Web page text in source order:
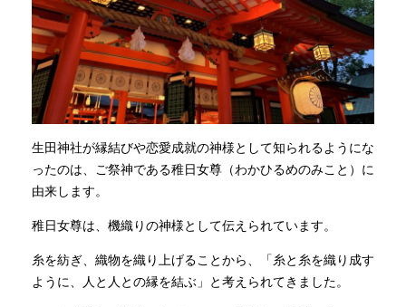
生田神社が縁結びや恋愛成就の神様として知られるようにな
ったのは、ご祭神である稚日女尊（わかひるめのみこと）に
由来します。
稚日女尊は、機織りの神様として伝えられています。
糸を紡ぎ、織物を織り上げることから、「糸と糸を織り成す
ように、人と人との縁を結ぶ」と考えられてきました。